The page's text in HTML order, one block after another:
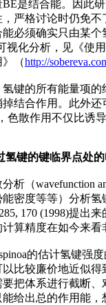
是结合能。因此
严格讨论时仍免
必须确实只由某
视化分析，见《使
（http://
氢键的所有能量项
结合作用。此外
色散作用不仅比诱
氢键的键临界点处
析（wavefunction
密度等等）分析
285, 170 (1998)提
算精度在如今来看
的估计氢键强
比较廉价地近似
把体系进行截断
给出总的作用能，